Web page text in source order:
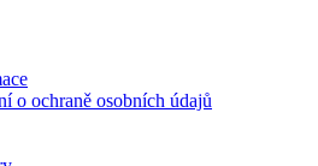
o ochraně osobních údajů